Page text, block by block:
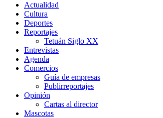
Actualidad
Cultura
Deportes
Reportajes
Tetuán Siglo XX
Entrevistas
Agenda
Comercios
Guía de empresas
Publirreportajes
Opinión
Cartas al director
Mascotas